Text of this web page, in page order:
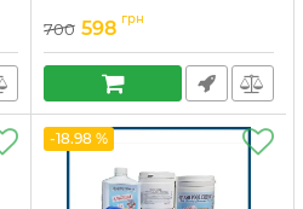
700 598 грн
-18.98 %